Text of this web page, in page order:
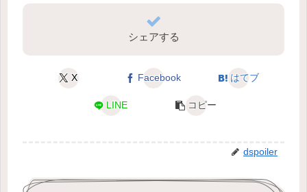
シェアする
X Facebook はてブ
LINE コピー
dspoiler